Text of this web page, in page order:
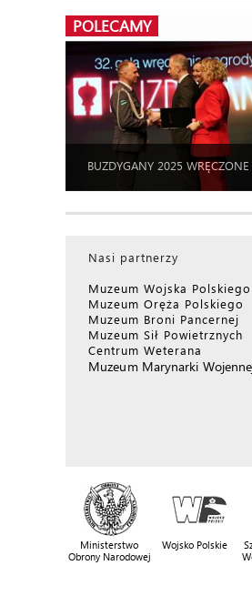
POLECAMY
BUZDYGANY 2025 WRĘCZONE
Nasi partnerzy
Muzeum Wojska Polskiego
Muzeum Oręża Polskiego
Muzeum Broni Pancernej
Muzeum Sił Powietrznych
Centrum Weterana
Muzeum Marynarki
Ministerstwo
Obrony Narodowej
Wojsko Polskie